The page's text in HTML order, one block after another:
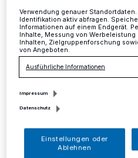
Kreis·Im Rahmen des
"1000x1000 Anerkennung
werden in diesem Jahr
den Städten Mettmann,
Langenfeld, Ratingen und
Höhe von 1000 Euro zur
Kooperationen mit
Ganztagsgrundschulen
10.07.2017 , 16:32 Uhr Eine
Verwendung genauer
Identifikation aktiv abfragen.
Informationen auf einem Endgerät.
Inhalte, Messung von
Inhalten, Zielgruppenforschung
von Angeboten.
Ausführliche Informationen
Impressum
Datenschutz
Einstellungen oder
Ablehnen